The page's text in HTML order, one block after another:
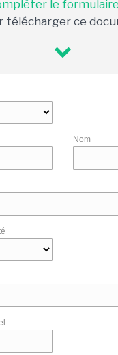
le
télécharger ce
Nom